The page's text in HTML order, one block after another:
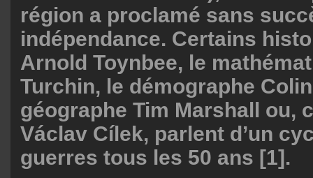
région a proclamé sans
indépendance. Certains
Arnold Toynbee, le
Turchin, le démographe
géographe Tim Marshall ou,
Václav Cílek, parlent d’un
guerres tous les 50 ans [1].